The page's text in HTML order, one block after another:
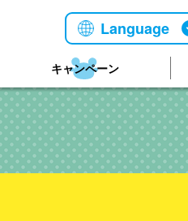
Language
キャンペーン